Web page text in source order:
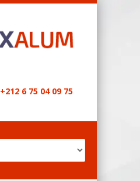
+212 6 75 04 09 75